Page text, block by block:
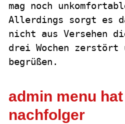
mag noch
Allerdings sorgt es
nicht aus Versehen
drei Wochen
begrüßen.
admin menu
nachfolger